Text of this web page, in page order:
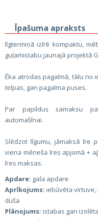
Īpašuma apraksts
Ilgtermiņā izīrē kompaktu,
guļamistabu jaunajā projektā
Ēka atrodas pagalmā, tālu no
telpas, gan pagalma puses.
Par papildus samaksu
automašīnai.
Slēdzot līgumu, jāmaksā īre
viena mēneša īres apjomā +
īres maksas.
Apdare: gala apdare
Aprīkojums: iebūvēta virtuve,
duša
Plānojums: istabas gan